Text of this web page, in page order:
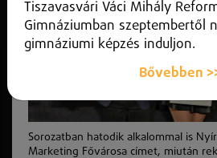
Sorozatban hatodik alkalommal is
Marketing Fővárosa címet, miután
Tiszavasvári Váci Mihály
Gimnáziumban szeptembertől
gimnáziumi képzés induljon.
Bővebben